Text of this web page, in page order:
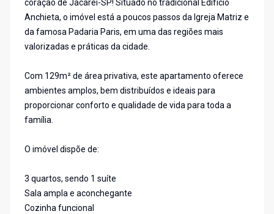
coração de Jacareí-SP! Situado no tradicional Edifício
Anchieta, o imóvel está a poucos passos da Igreja Matriz e
da famosa Padaria Paris, em uma das regiões mais
valorizadas e práticas da cidade.
Com 129m² de área privativa, este apartamento oferece
ambientes amplos, bem distribuídos e ideais para
proporcionar conforto e qualidade de vida para toda a
família.
O imóvel dispõe de:
3 quartos, sendo 1 suíte
Sala ampla e aconchegante
Cozinha funcional